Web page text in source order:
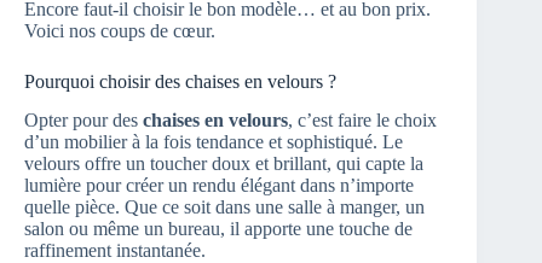
Encore faut-il choisir le bon modèle… et au bon prix.
Voici nos coups de cœur.
Pourquoi choisir des chaises en velours ?
Opter pour des chaises en velours, c’est faire le choix
d’un mobilier à la fois tendance et sophistiqué. Le
velours offre un toucher doux et brillant, qui capte la
lumière pour créer un rendu élégant dans n’importe
quelle pièce. Que ce soit dans une salle à manger, un
salon ou même un bureau, il apporte une touche de
raffinement instantanée.